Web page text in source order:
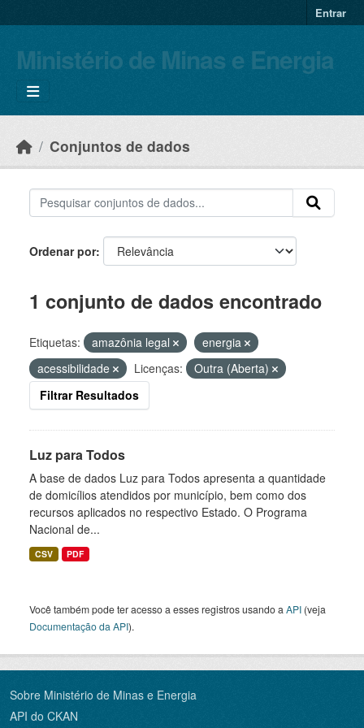
Entrar
Ministério de Minas e Energia
Conjuntos de dados
Ordenar por
1 conjunto de dados encontrado
Etiquetas: amazônia legal
energia
acessibilidade
Licenças:
Outra (Aberta)
Filtrar Resultados
Luz para Todos
A base de dados Luz para Todos apresenta a quantidade
de domicílios atendidos por município, bem como dos
recursos aplicados no respectivo Estado. O Programa
Nacional de...
CSV PDF
Você também pode ter acesso a esses registros usando a API (veja
Documentação da API).
Sobre Ministério de Minas e Energia
API do CKAN